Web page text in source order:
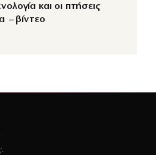
και οι πτήσεις
– βίντεο